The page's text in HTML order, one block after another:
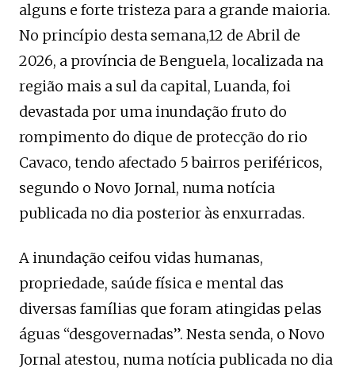
alguns e forte tristeza para a grande maioria.
No princípio desta semana,12 de Abril de
2026, a província de Benguela, localizada na
região mais a sul da capital, Luanda, foi
devastada por uma inundação fruto do
rompimento do dique de protecção do rio
Cavaco, tendo afectado 5 bairros periféricos,
segundo o Novo Jornal, numa notícia
publicada no dia posterior às enxurradas.
A inundação ceifou vidas humanas,
propriedade, saúde física e mental das
diversas famílias que foram atingidas pelas
águas “desgovernadas”. Nesta senda, o Novo
Jornal atestou, numa notícia publicada no dia